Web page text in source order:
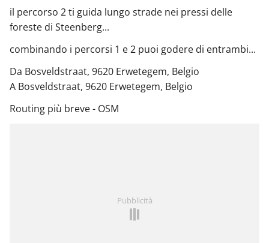
il percorso 2 ti guida lungo strade nei pressi delle
foreste di Steenberg...
combinando i percorsi 1 e 2 puoi godere di entrambi...
Da Bosveldstraat, 9620 Erwetegem, Belgio
A Bosveldstraat, 9620 Erwetegem, Belgio
Routing più breve - OSM
Pubblicità